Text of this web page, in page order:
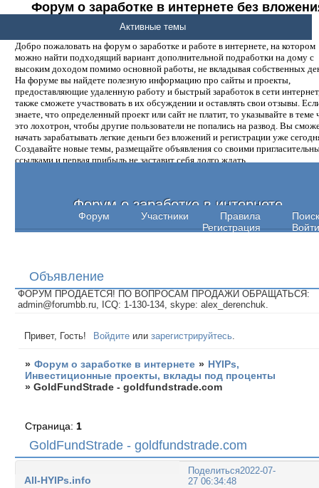
Форум о заработке в интернете без
денег.
Добро пожаловать на форум о заработке и работе в интернете, на котором
можно найти подходящий вариант дополнительной подработки на дому с
высоким доходом помимо основной работы, не вкладывая собственных
На форуме вы найдете полезную информацию про сайты и проекты,
предоставляющие удаленную работу и быстрый заработок в сети
также сможете участвовать в их обсуждении и оставлять свои отзывы.
знаете, что определенный проект или сайт не платит, то указывайте в теме
это лохотрон, чтобы другие пользователи не попались на развод. Вы
начать зарабатывать легкие деньги без вложений и регистрации уже
Создавайте новые темы, размещайте объявления со своими
ссылками и первая прибыль не заставит себя долго ждать.
Форум о заработке в интернете
Форум Участники Правила
Поиск
Регистрация
Войти
Активные темы
Объявление
ФОРУМ ПРОДАЕТСЯ! ПО ВОПРОСАМ ПРОДАЖИ ОБРАЩАТЬСЯ:
admin@forumbb.ru, ICQ: 1-130-134, skype: alex_derenchuk.
Привет, Гость! Войдите илизарегистрируйтесь
» Форум о заработке в интернете » HYIPs,
Инвестиционные проекты, вклады под проценты
»GoldFundStrade - goldfundstrade.com
GoldFundStrade - goldfundstrade.com
Страница: 1
Поделиться2022-07-
27 06:34:48
All-HYIPs.info